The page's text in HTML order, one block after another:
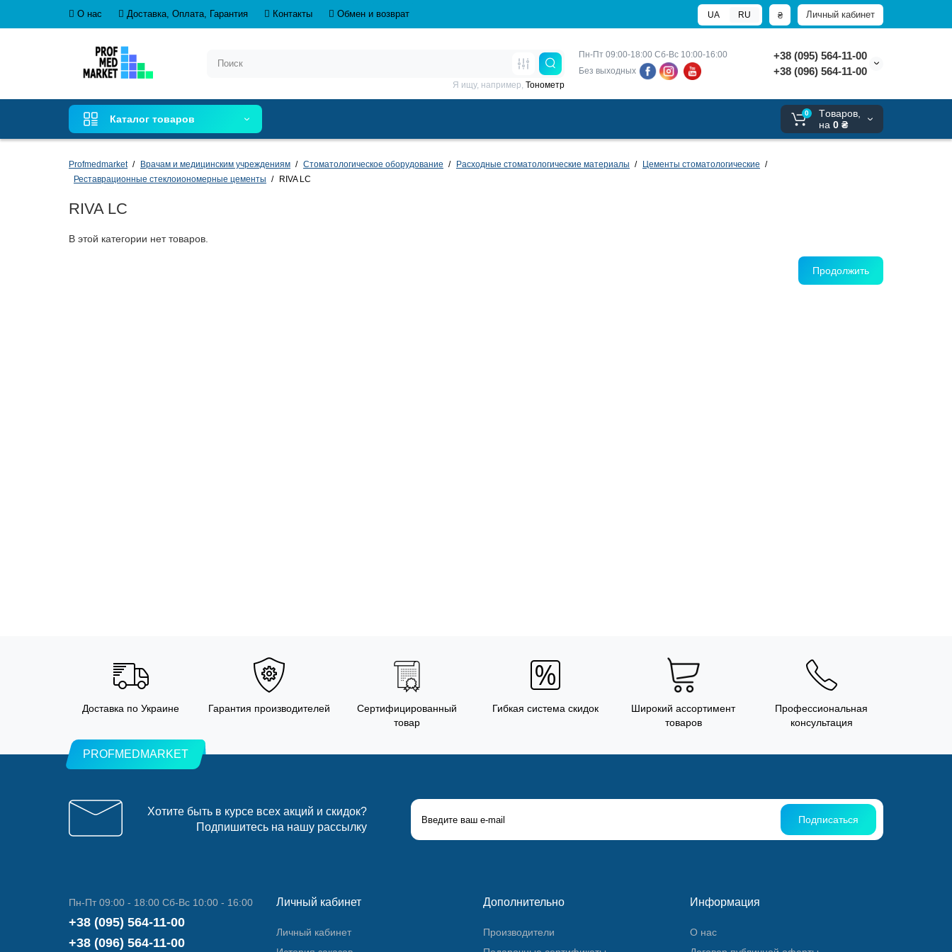
О нас Доставка, Оплата, Гарантия Контакты Обмен и возврат Личный кабинет
₴
UA RU
Пн-Пт 09:00-18:00 Сб-Вс 10:00-16:00
Без выходных
+38 (095) 564-11-00
+38 (096) 564-11-00
Я ищу, например, Тонометр
Каталог товаров
0
Tоваров,
на 0 ₴
Profmedmarket Врачам и медицинским учреждениям Стоматологическое оборудование Расходные стоматологические материалы
Цементы стоматологические
Реставрационные стеклоиономерные цементы
RIVA LC
RIVA LC
В этой категории нет товаров.
Продолжить
Доставка по Украине Гарантия производителей
Сертифицированный
товар
Гибкая система скидок
Широкий ассортимент
товаров
Профессиональная
консультация
PROFMEDMARKET
Хотите быть в курсе всех акций и скидок?
Подпишитесь на нашу рассылку
Подписаться
Пн-Пт 09:00 - 18:00 Сб-Вс 10:00 - 16:00
+38 (095) 564-11-00
+38 (096) 564-11-00
Личный кабинет
Личный кабинет
Дополнительно
Производители
Информация
О нас